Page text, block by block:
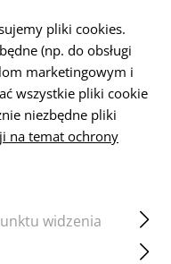
KONTAKT
przez formularz?
napisz do nas
pliki cookies.
(np. do obsługi
marketingowym i
wszystkie pliki cookie
niezbędne pliki
na temat ochrony
widzenia